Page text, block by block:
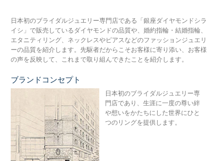
日本初のブライダルジュエリー専門店である「銀座ダイヤモンドシラ
イシ」で販売しているダイヤモンドの品質や、婚約指輪・結婚指輪、
エタニティリング、ネックレスやピアスなどのファッションジュエリ
ーの品質を紹介します。先駆者だからこそお客様に寄り添い、お客様
の声を反映して、これまで取り組んできたことを紹介します。
ブランドコンセプト
日本初のブライダルジュエリー専
門店であり、生涯に一度の尊い絆
や想いをかたちにした世界にひと
つのリングを提供します。